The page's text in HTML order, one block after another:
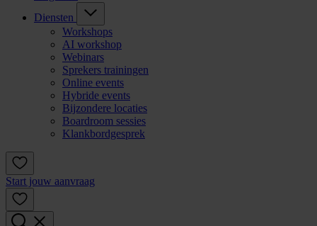
Diensten
Workshops
AI workshop
Webinars
Sprekers trainingen
Online events
Hybride events
Bijzondere locaties
Boardroom sessies
Klankbordgesprek
Start jouw aanvraag